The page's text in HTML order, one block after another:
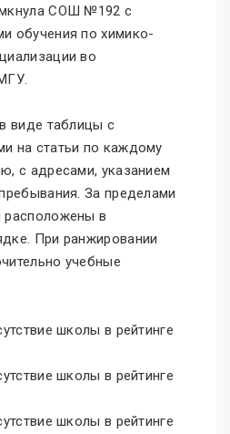
СОШ №192 с
обучения по химико-
во
виде таблицы с
на статьи по каждому
с адресами, указанием
За пределами
расположены в
При ранжировании
учебные
школы в рейтинге
школы в рейтинге
школы в рейтинге